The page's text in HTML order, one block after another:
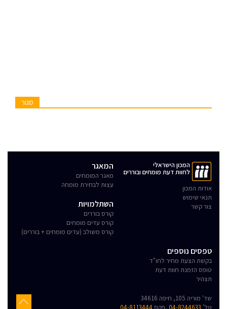
סגור
המכון הישראלי
לחוות דעת מומחים ובוררים
אודות המכון
תנאי שימוש
צור קשר
המאגר
מאגר המומחים
עצות לבחירת מומחה
השתלמויות
קורס בוררים
קורס עדים מומחים
קורס משולב (עדים מומחים + בוררים)
טפסים נוספים
בקשת הצעת מחיר לחו"ד
טופס הזמנת חוות דעת
תצהיר
שד' מוריה 105, חיפה 34616
טל' 04-8244633 ,פקס 04-8113444